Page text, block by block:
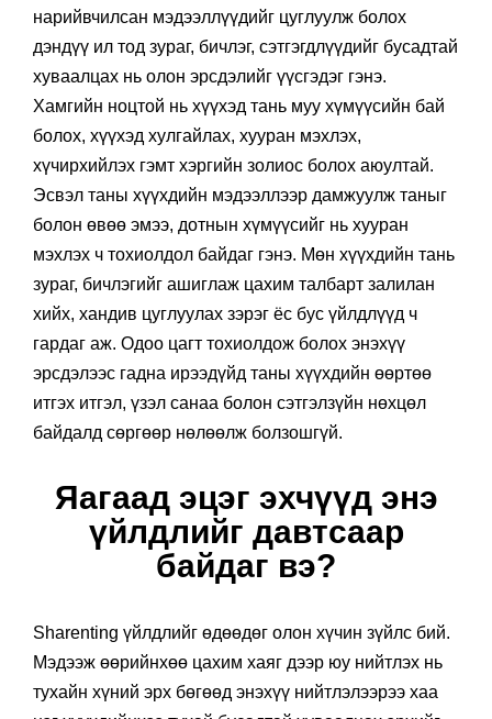
нарийвчилсан мэдээллүүдийг цуглуулж болох
дэндүү ил тод зураг, бичлэг, сэтгэгдлүүдийг бусадтай
хуваалцах нь олон эрсдэлийг үүсгэдэг гэнэ.
Хамгийн ноцтой нь хүүхэд тань муу хүмүүсийн бай
болох, хүүхэд хулгайлах, хууран мэхлэх,
хүчирхийлэх гэмт хэргийн золиос болох аюултай.
Эсвэл таны хүүхдийн мэдээллээр дамжуулж таныг
болон өвөө эмээ, дотнын хүмүүсийг нь хууран
мэхлэх ч тохиолдол байдаг гэнэ. Мөн хүүхдийн тань
зураг, бичлэгийг ашиглаж цахим талбарт залилан
хийх, хандив цуглуулах зэрэг ёс бус үйлдлүүд ч
гардаг аж. Одоо цагт тохиолдож болох энэхүү
эрсдэлээс гадна ирээдүйд таны хүүхдийн өөртөө
итгэх итгэл, үзэл санаа болон сэтгэлзүйн нөхцөл
байдалд сөргөөр нөлөөлж болзошгүй.
Яагаад эцэг эхчүүд энэ
үйлдлийг давтсаар
байдаг вэ?
Sharenting үйлдлийг өдөөдөг олон хүчин зүйлс бий.
Мэдээж өөрийнхөө цахим хаяг дээр юу нийтлэх нь
тухайн хүний эрх бөгөөд энэхүү нийтлэлээрээ хаа